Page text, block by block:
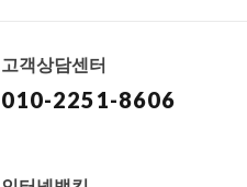
고객상담센터
010-2251-8606